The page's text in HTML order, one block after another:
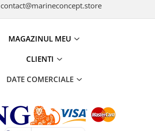
contact@marineconcept.store
MAGAZINUL MEU
CLIENTI
DATE COMERCIALE